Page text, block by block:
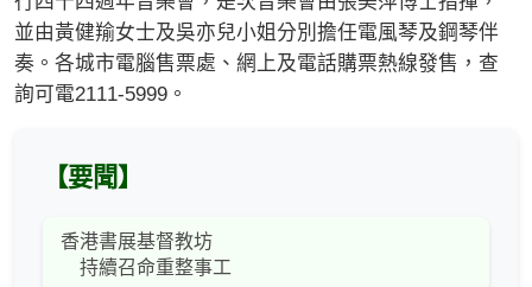
並由黃健羭女士及吳亦兒小姐分別擔任電風琴及鋼琴伴
奏。各城市電腦售票處、網上及電話購票熱線發售，查
詢可電2111-5999。
【要聞】
香港書展基督教坊
持續召命重整事工